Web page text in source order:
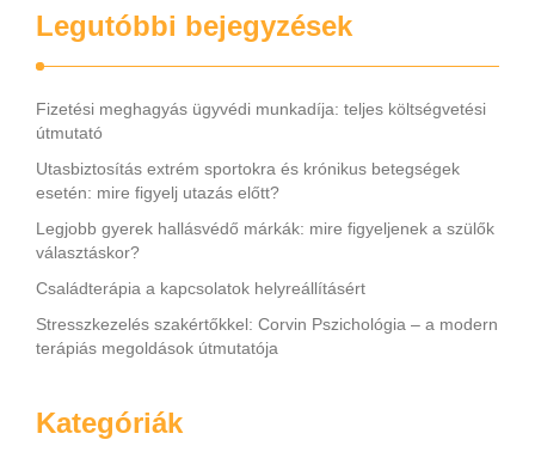
Legutóbbi bejegyzések
Fizetési meghagyás ügyvédi munkadíja: teljes költségvetési
útmutató
Utasbiztosítás extrém sportokra és krónikus betegségek
esetén: mire figyelj utazás előtt?
Legjobb gyerek hallásvédő márkák: mire figyeljenek a szülők
választáskor?
Családterápia a kapcsolatok helyreállításért
Stresszkezelés szakértőkkel: Corvin Pszichológia – a modern
terápiás megoldások útmutatója
Kategóriák